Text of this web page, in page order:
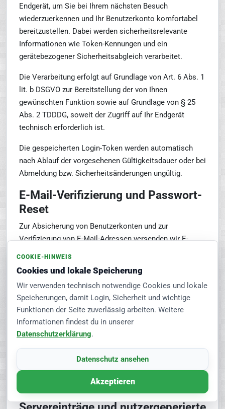
Endgerät, um Sie bei Ihrem nächsten Besuch
wiederzuerkennen und Ihr Benutzerkonto komfortabel
bereitzustellen. Dabei werden sicherheitsrelevante
Informationen wie Token-Kennungen und ein
gerätebezogener Sicherheitsabgleich verarbeitet.
Die Verarbeitung erfolgt auf Grundlage von Art. 6 Abs. 1
lit. b DSGVO zur Bereitstellung der von Ihnen
gewünschten Funktion sowie auf Grundlage von § 25
Abs. 2 TDDDG, soweit der Zugriff auf Ihr Endgerät
technisch erforderlich ist.
Die gespeicherten Login-Token werden automatisch
nach Ablauf der vorgesehenen Gültigkeitsdauer oder bei
Abmeldung bzw. Sicherheitsänderungen ungültig.
E-Mail-Verifizierung und Passwort-
Reset
Zur Absicherung von Benutzerkonten und zur
Verifizierung von E-Mail-Adressen versenden wir E-
Ihre E-Mail-Adresse, technische Token-Informationen,
Zeitstempel sowie Statusinformationen zur
Durchführung des jeweiligen Vorgangs.
Die Verarbeitung erfolgt auf Grundlage von Art. 6 Abs. 1
lit. b DSGVO zur Durchführung vorvertraglicher
Maßnahmen bzw. zur Erfüllung des
Nutzungsverhältnisses sowie auf Grundlage von Art. 6
Abs. 1 lit. f DSGVO zur Absicherung von
COOKIE-HINWEIS
Cookies und lokale Speicherung
Wir verwenden technisch notwendige Cookies und lokale
Speicherungen, damit Login, Sicherheit und wichtige
Funktionen der Seite zuverlässig arbeiten. Weitere
Informationen findest du in unserer
Datenschutzerklärung.
Datenschutz ansehen
Akzeptieren